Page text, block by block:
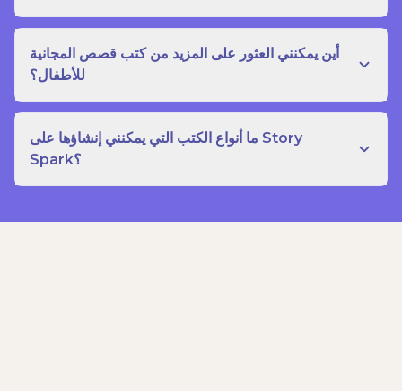
أين يمكنني العثور على المزيد من كتب قصص المجانية
للأطفال؟
ما أنواع الكتب التي يمكنني إنشاؤها على Story
Spark؟